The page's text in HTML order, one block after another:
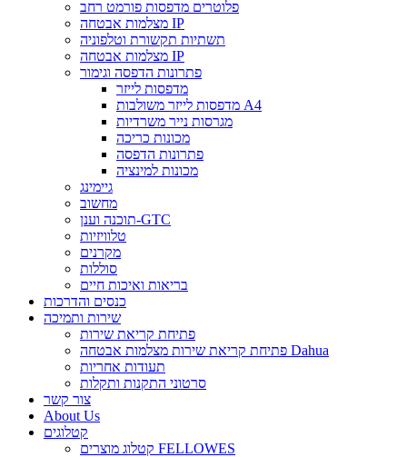
פלוטרים מדפסות פורמט רחב
מצלמות אבטחה IP
תשתיות תקשורת וטלפוניה
מצלמות אבטחה IP
פתרונות הדפסה וגימור
מדפסות לייזר
מדפסות לייזר משולבות A4
מגרסות נייר משרדיות
מכונות כריכה
פתרונות הדפסה
מכונות למינציה
גיימינג
מחשוב
תוכנה וענן-GTC
טלוויזיות
מקרנים
סוללות
בריאות ואיכות חיים
כנסים והדרכות
שירות ותמיכה
פתיחת קריאת שירות
פתיחת קריאת שירות מצלמות אבטחה Dahua
תעודות אחריות
סרטוני התקנות ותקלות
צור קשר
About Us
קטלוגים
קטלוג מוצרים FELLOWES